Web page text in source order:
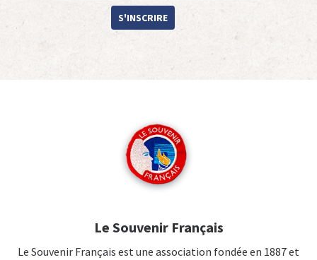
S'INSCRIRE
Le Souvenir Français
Le Souvenir Français est une association fondée en 1887 et